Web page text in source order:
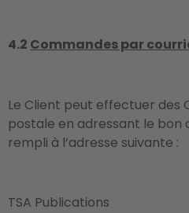
4.2 Commandes par
Le Client peut effectuer des
postale en adressant le
rempli à l’adresse suivante :
TSA Publications